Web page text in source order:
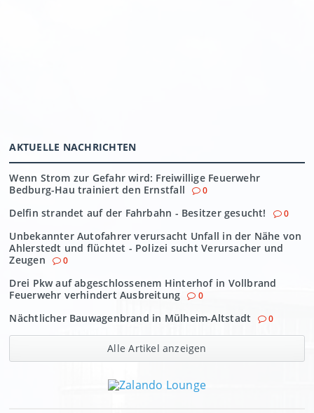
AKTUELLE NACHRICHTEN
Wenn Strom zur Gefahr wird: Freiwillige Feuerwehr
Bedburg-Hau trainiert den Ernstfall
0
Delfin strandet auf der Fahrbahn - Besitzer gesucht! 0
Unbekannter Autofahrer verursacht Unfall in der Nähe von
Ahlerstedt und flüchtet - Polizei sucht Verursacher und
Zeugen
0
Drei Pkw auf abgeschlossenem Hinterhof in Vollbrand
Feuerwehr verhindert Ausbreitung
0
Nächtlicher Bauwagenbrand in Mülheim-Altstadt 0
Alle Artikel anzeigen